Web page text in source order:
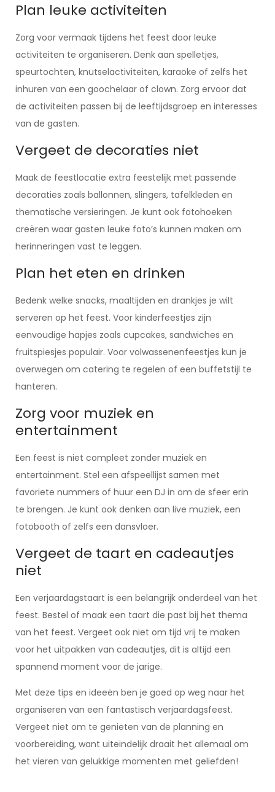
Plan leuke activiteiten
Zorg voor vermaak tijdens het feest door leuke
activiteiten te organiseren. Denk aan spelletjes,
speurtochten, knutselactiviteiten, karaoke of zelfs het
inhuren van een goochelaar of clown. Zorg ervoor dat
de activiteiten passen bij de leeftijdsgroep en interesses
van de gasten.
Vergeet de decoraties niet
Maak de feestlocatie extra feestelijk met passende
decoraties zoals ballonnen, slingers, tafelkleden en
thematische versieringen. Je kunt ook fotohoeken
creëren waar gasten leuke foto’s kunnen maken om
herinneringen vast te leggen.
Plan het eten en drinken
Bedenk welke snacks, maaltijden en drankjes je wilt
serveren op het feest. Voor kinderfeestjes zijn
eenvoudige hapjes zoals cupcakes, sandwiches en
fruitspiesjes populair. Voor volwassenenfeestjes kun je
overwegen om catering te regelen of een buffetstijl te
hanteren.
Zorg voor muziek en
entertainment
Een feest is niet compleet zonder muziek en
entertainment. Stel een afspeellijst samen met
favoriete nummers of huur een DJ in om de sfeer erin
te brengen. Je kunt ook denken aan live muziek, een
fotobooth of zelfs een dansvloer.
Vergeet de taart en cadeautjes
niet
Een verjaardagstaart is een belangrijk onderdeel van het
feest. Bestel of maak een taart die past bij het thema
van het feest. Vergeet ook niet om tijd vrij te maken
voor het uitpakken van cadeautjes, dit is altijd een
spannend moment voor de jarige.
Met deze tips en ideeën ben je goed op weg naar het
organiseren van een fantastisch verjaardagsfeest.
Vergeet niet om te genieten van de planning en
voorbereiding, want uiteindelijk draait het allemaal om
het vieren van gelukkige momenten met geliefden!